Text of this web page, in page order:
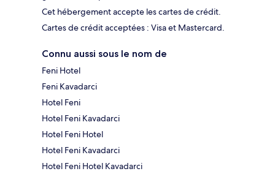
Cet hébergement accepte les cartes de crédit.
Cartes de crédit acceptées : Visa et Mastercard.
Connu aussi sous le nom de
Feni Hotel
Feni Kavadarci
Hotel Feni
Hotel Feni Kavadarci
Hotel Feni Hotel
Hotel Feni Kavadarci
Hotel Feni Hotel Kavadarci